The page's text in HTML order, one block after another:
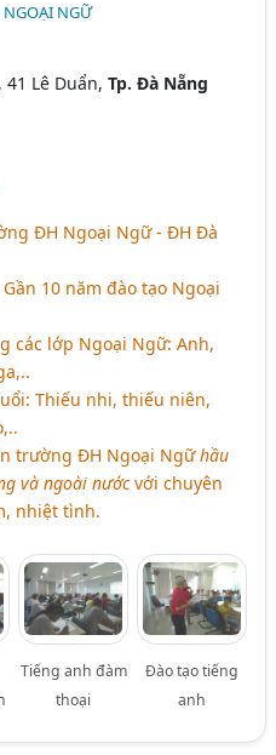
NGOẠI NGỮ
41 Lê Duẩn,Tp. Đà Nẵng
ĐH Ngoại Ngữ - ĐH Đà
Gần 10 năm đào tạo Ngoại
các lớp Ngoại Ngữ: Anh,
Thiếu nhi, thiếu niên,
trường ĐH Ngoại Ngữhầu
và ngoài nướcvới chuyên
nhiệt tình.
Tiếng anh đàm
thoại
Đào tạo tiếng
anh